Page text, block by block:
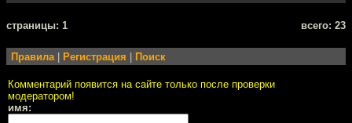
cтраницы: 1 всего: 23
Правила| Регистрация Поиск
Комментарий появится на сайте только после проверки
модератором!
имя: